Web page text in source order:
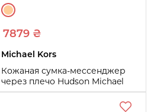
7879 ₴
Michael Kors
Кожаная сумка-мессенджер
через плечо Hudson Michael
Kors 1159861488 Бежевый